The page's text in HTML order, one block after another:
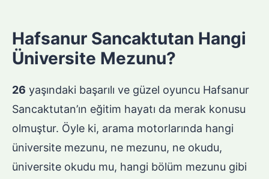
Hafsanur Sancaktutan Hangi
Üniversite Mezunu?
26 yaşındaki başarılı ve güzel oyuncu Hafsanur
Sancaktutan’ın eğitim hayatı da merak konusu
olmuştur. Öyle ki, arama motorlarında hangi
üniversite mezunu, ne mezunu, ne okudu,
üniversite okudu mu, hangi bölüm mezunu gibi